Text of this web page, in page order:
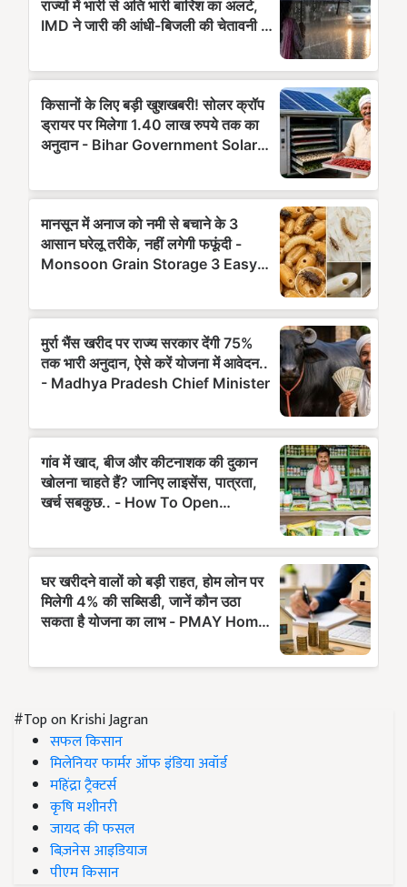
#Top on Krishi Jagran
सफल किसान
मिलेनियर फार्मर ऑफ इंडिया अवॉर्ड
महिंद्रा ट्रैक्टर्स
कृषि मशीनरी
जायद की फसल
बिज़नेस आइडियाज
पीएम किसान